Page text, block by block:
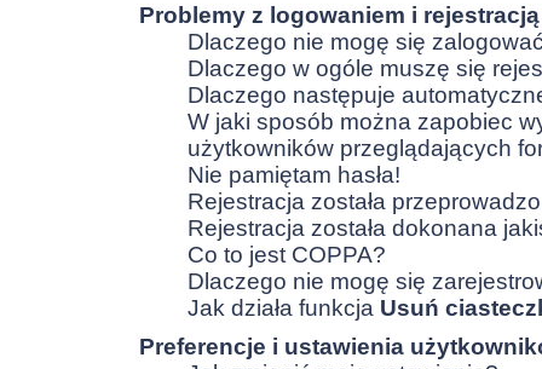
Problemy z logowaniem i rejestracją
Dlaczego nie mogę się
Dlaczego w ogóle muszę się
Dlaczego następuje
W jaki sposób można zapobiec
użytkowników przeglądających
Nie pamiętam hasła!
Rejestracja została
Rejestracja została dokonana
Co to jest COPPA?
Dlaczego nie mogę się
Jak działa funkcja Usuń
Preferencje i ustawienia